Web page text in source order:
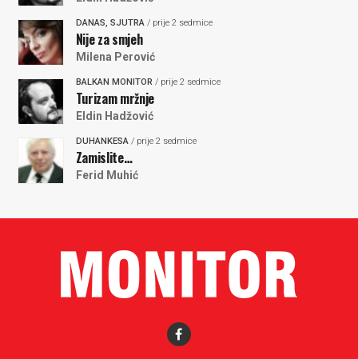
DANAS, SJUTRA/ prije 2 sedmice
Nije za smjeh
Milena Perović
BALKAN MONITOR/ prije 2 sedmice
Turizam mržnje
Eldin Hadžović
DUHANKESA/ prije 2 sedmice
Zamislite…
Ferid Muhić